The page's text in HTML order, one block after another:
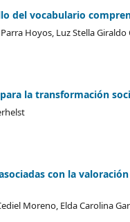
del vocabulario
Hoyos, Luz Stella Giraldo
la transformación
con la
Moreno, Elda Carolina